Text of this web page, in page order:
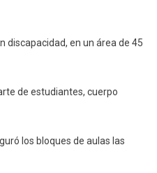
discapacidad, en un área de 45
de estudiantes, cuerpo
los bloques de aulas las